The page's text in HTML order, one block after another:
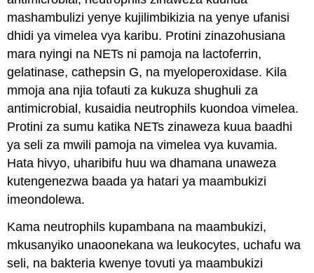
mashambulizi yenye kujilimbikizia na yenye ufanisi
dhidi ya vimelea vya karibu. Protini zinazohusiana
mara nyingi na NETs ni pamoja na lactoferrin,
gelatinase, cathepsin G, na myeloperoxidase. Kila
mmoja ana njia tofauti za kukuza shughuli za
antimicrobial, kusaidia neutrophils kuondoa vimelea.
Protini za sumu katika NETs zinaweza kuua baadhi
ya seli za mwili pamoja na vimelea vya kuvamia.
Hata hivyo, uharibifu huu wa dhamana unaweza
kutengenezwa baada ya hatari ya maambukizi
imeondolewa.
Kama neutrophils kupambana na maambukizi,
mkusanyiko unaoonekana wa leukocytes, uchafu wa
seli, na bakteria kwenye tovuti ya maambukizi